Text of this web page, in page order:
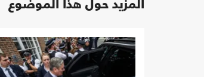
المزيد حول هذا الموضوع